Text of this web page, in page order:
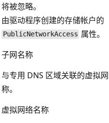
将被忽略。
由驱动程序创建的存储帐户的
PublicNetworkAccess 属性。
子网名称
与专用 DNS 区域关联的虚拟
称。
虚拟网络名称